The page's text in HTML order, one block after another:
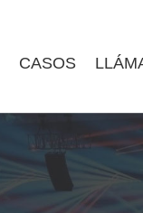
CASOS